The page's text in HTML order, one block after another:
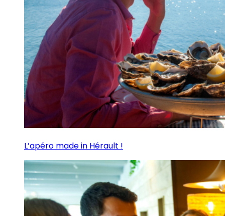
L’apéro made in Hérault !